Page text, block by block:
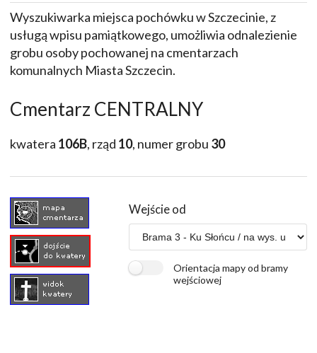
Wyszukiwarka miejsca pochówku w Szczecinie, z
usługą wpisu pamiątkowego, umożliwia odnalezienie
grobu osoby pochowanej na cmentarzach
komunalnych Miasta Szczecin.
Cmentarz CENTRALNY
kwatera 106B, rząd 10, numer grobu 30
Wejście od
Orientacja mapy od bramy
wejściowej